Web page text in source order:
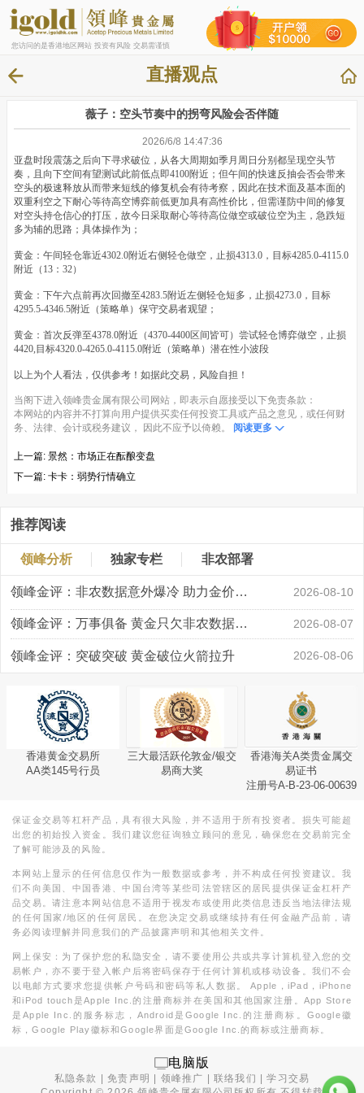
您访问的是香港地区网站 投资有风险 交易需谨慎
直播观点
薇子：空头节奏中的拐弯风险会否伴随
2026/6/8 14:47:36
亚盘时段震荡之后向下寻求破位，从各大周期如季月周日分别都呈现空头节
奏，且向下空间有望测试此前低点即4100附近；但午间的快速反抽会否会带来
空头的极速释放从而带来短线的修复机会有待考察，因此在技术面及基本面的
双重利空之下耐心等待高空博弈前低更加具有高性价比，但需谨防中间的修复
对空头持仓信心的打压，故今日采取耐心等待高位做空或破位空为主，急跌短
多为辅的思路；具体操作为；
黄金：午间轻仓靠近4302.0附近右侧轻仓做空，止损4313.0，目标4285.0-4115.0
附近（13：32）
黄金：下午六点前再次回撤至4283.5附近左侧轻仓短多，止损4273.0，目标
4295.5-4346.5附近（策略单）保守交易者观望；
黄金：首次反弹至4378.0附近（4370-4400区间皆可）尝试轻仓博弈做空，止损
4420,目标4320.0-4265.0-4115.0附近（策略单）潜在性小波段
以上为个人看法，仅供参考！如据此交易，风险自担！
当阁下进入领峰贵金属有限公司网站，即表示自愿接受以下免责条款：
本网站的内容并不打算向用户提供买卖任何投资工具或产品之意见，或任何财
务、法律、会计或税务建议， 因此不应予以倚赖。
阅读更多
上一篇: 景然：市场正在酝酿变盘
下一篇: 卡卡：弱势行情确立
推荐阅读
领峰分析 独家专栏 非农部署
领峰金评：非农数据意外爆冷 助力金价大涨创新高 2026-08-10
领峰金评：万事俱备 黄金只欠非农数据“东风” 2026-08-07
领峰金评：突破突破 黄金破位火箭拉升 2026-08-06
香港黄金交易所
AA类145号行员
三大最活跃伦敦金/银交
易商大奖
香港海关A类贵金属交
易证书
注册号A-B-23-06-00639
保证金交易等杠杆产品，具有很大风险，并不适用于所有投资者。损失可能超
出您的初始投入资金。我们建议您征询独立顾问的意见，确保您在交易前完全
了解可能涉及的风险。
本网站上显示的任何信息仅作为一般数据或参考，并不构成任何投资建议。我
们不向美国、中国香港、中国台湾等某些司法管辖区的居民提供保证金杠杆产
品交易。请注意本网站信息不适用于视发布或使用此类信息违反当地法律法规
的任何国家/地区的任何居民。在您决定交易或继续持有任何金融产品前，请
务必阅读理解并同意我们的产品披露声明和其他相关文件。
网上保安：为了保护您的私隐安全，请不要使用公共或共享计算机登入您的交
易帐户，亦不要于登入帐户后将密码保存于任何计算机或移动设备。我们不会
以电邮方式要求您提供帐户号码和密码等私人数据。 Apple，iPad，iPhone
和iPod touch是Apple Inc.的注册商标并在美国和其他国家注册。App Store
是Apple Inc.的服务标志，Android是Google Inc.的注册商标。Google徽
标，Google Play徽标和Google界面是Google Inc.的商标或注册商标。
电脑版
私隐条款 |免责声明 领峰推广 |联络我们 |学习交易